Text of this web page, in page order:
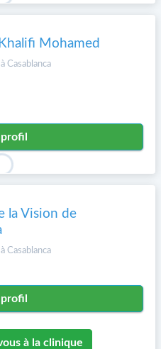
Mohamed
Casablanca
la Vision de
Casablanca
à la clinique